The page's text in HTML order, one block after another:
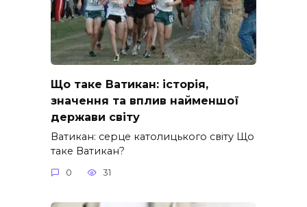
Що таке Ватикан: історія,
значення та вплив найменшої
держави світу
Ватикан: серце католицького світу Що
таке Ватикан?
0 31